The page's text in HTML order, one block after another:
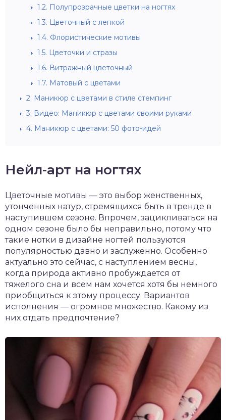
1.2. Полупрозрачные цветки на ногтях
1.3. Цветочный с лепкой
1.4. Флористические мотивы
1.5. Цветочки и стразы
1.6. Витражный цветочный
1.7. Матовый с цветами
2. Маникюр с цветами в стиле стемпинг
3. Видео: Маникюр с цветами своими руками
4. Маникюр с цветами: 50 фото-идей
Нейл-арт на ногтях
Цветочные мотивы — это выбор женственных,
утонченных натур, стремящихся быть в тренде в
наступившем сезоне. Впрочем, зацикливаться на
одном сезоне было бы неправильно, потому что
такие нотки в дизайне ногтей пользуются
популярностью давно и заслуженно. Особенно
актуально это сейчас, с наступлением весны,
когда природа активно пробуждается от
тяжелого сна и всем нам хочется хотя бы немного
приобщиться к этому процессу. Вариантов
исполнения — огромное множество. Какому из
них отдать предпочтение?